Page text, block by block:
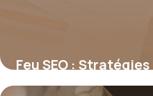
Feu SEO :
29 juin 2026